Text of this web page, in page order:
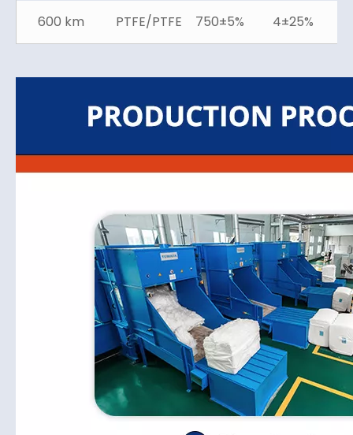
600 km PTFE/PTFE 750±5% 4±25%